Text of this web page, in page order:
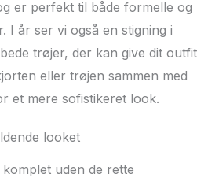
er perfekt til både formelle og
I år ser vi også en stigning i
trøjer, der kan give dit outfit
eller trøjen sammen med
et mere sofistikeret look.
looket
uden de rette